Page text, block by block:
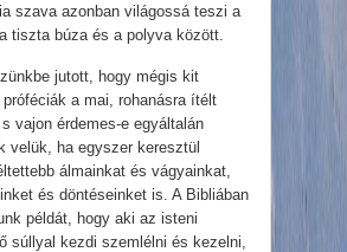
szava azonban világossá teszi a
tiszta búza és a polyva között.
jutott, hogy mégis kit
a mai, rohanásra ítélt
vajon érdemes-e egyáltalán
velük, ha egyszer keresztül
álmainkat és vágyainkat,
és döntéseinket is. A Bibliában
példát, hogy aki az isteni
súllyal kezdi szemlélni és kezelni,